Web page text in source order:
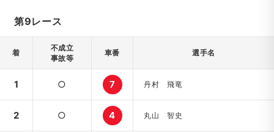
第9レース
着
不成立
事故等
車番 選手名
1 ○ 7 丹村 飛竜
2 ○ 4 丸山 智史